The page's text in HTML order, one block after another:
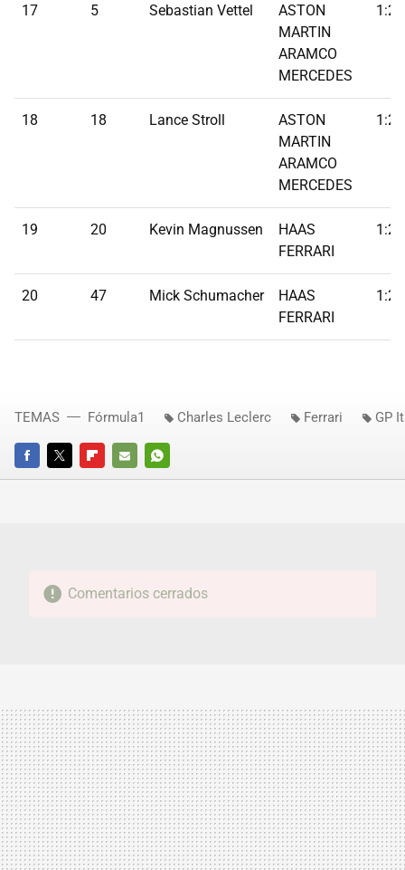
17 5 Sebastian Vettel
ASTON
MARTIN
ARAMCO
MERCEDES
18 18 Lance Stroll
ASTON
MARTIN
ARAMCO
MERCEDES
19 20 Kevin Magnussen
HAAS
FERRARI
20 47 Mick Schumacher
HAAS
FERRARI
FACEBOOKTWITTERFLIPBOARD
E-
WHATSAPP
TEMAS Fórmula1 Charles Leclerc Ferrari GP
Comentarios cerrados